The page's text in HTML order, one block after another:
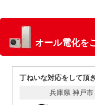
オール電化を
丁ねいな対応をして頂
兵庫県 神戸市